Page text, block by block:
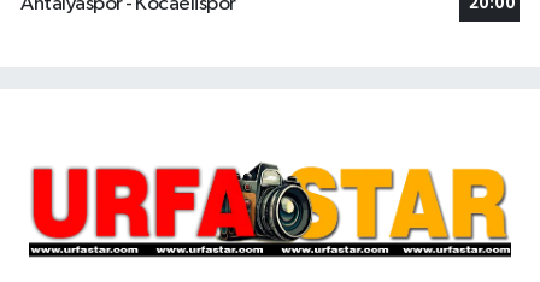
Antalyaspor - Kocaelispor 20:00